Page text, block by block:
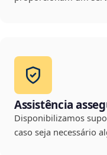
Assistência
Disponibilizamos
caso seja necessário